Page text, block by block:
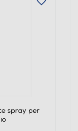
spray per